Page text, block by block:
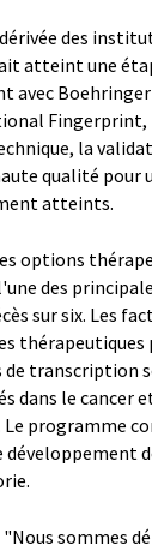
des
atteint une
avec
la
qualité pour
atteints.
options
des
sur six. Les
transcription
dans le cancer
programme
développement
"Nous sommes